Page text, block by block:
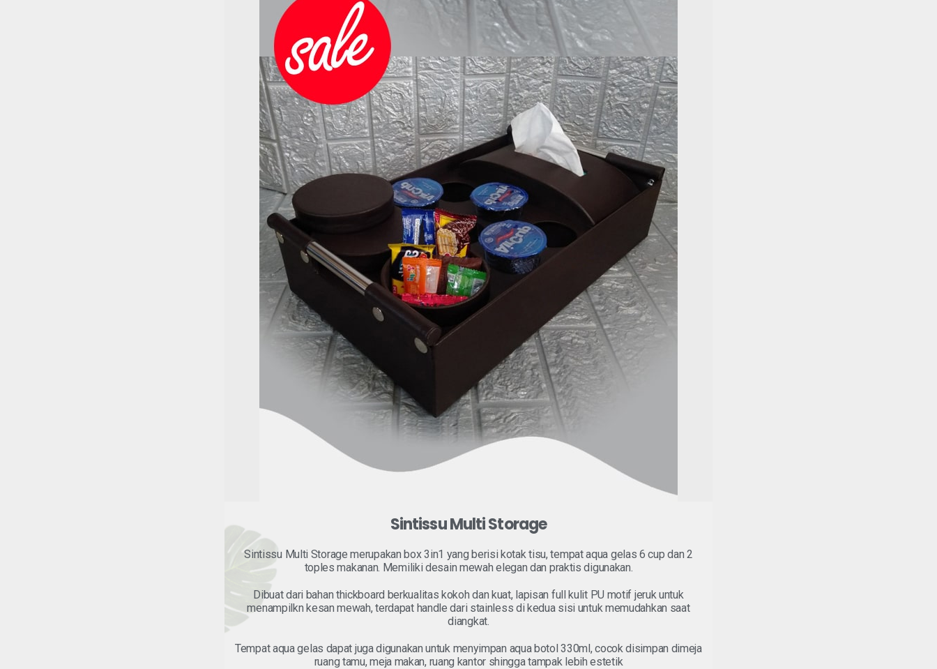
Sintissu Multi Storage
Sintissu Multi Storage merupakan box 3in1 yang berisi kotak tisu, tempat aqua gelas 6 cup dan 2
toples makanan. Memiliki desain mewah elegan dan praktis digunakan.
Dibuat dari bahan thickboard berkualitas kokoh dan kuat, lapisan full kulit PU motif jeruk untuk
menampilkn kesan mewah, terdapat handle dari stainless di kedua sisi untuk memudahkan saat
diangkat.
Tempat aqua gelas dapat juga digunakan untuk menyimpan aqua botol 330ml, cocok disimpan dimeja
ruang tamu, meja makan, ruang kantor shingga tampak lebih estetik